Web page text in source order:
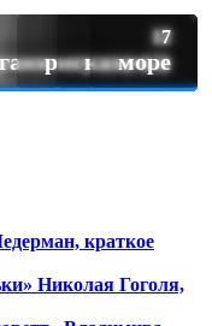
краткое
Николая Гоголя,
160
пейзаж
114
искусство
77
фотографии
51
пейзаж
44
портрет
39
натюрморт
27
военный
25
живопись
18
по дереву
17
рисунок (1)
12
казачья
7
море